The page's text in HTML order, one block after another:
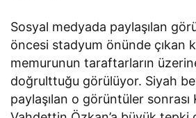
Sosyal medyada paylaşılan
öncesi stadyum önünde çıkan
memurunun taraftarların
doğrulttuğu görülüyor. Siyah
paylaşılan o görüntüler sonrası